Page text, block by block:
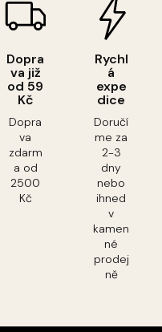
Dopra
va již
od 59
Kč
Dopra
va
zdarm
a od
2500
Kč
Rychl
á
expe
dice
Doručí
me za
2-3
dny
nebo
ihned
v
kamen
né
prodej
ně